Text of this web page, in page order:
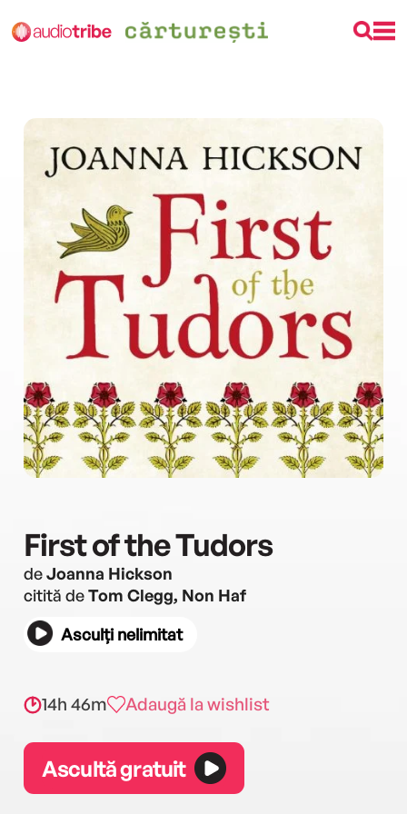
First of the Tudors
deJoanna Hickson
citită deTom Clegg, Non Haf
Asculți nelimitat
14h 46m Adaugă la wishlist
Ascultă gratuit